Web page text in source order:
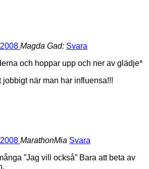
Magda Gad: Svara
och hoppar upp och ner av glädje*
jobbigt när man har influensa!!!
MarathonMia Svara
”Jag vill också” Bara att beta av